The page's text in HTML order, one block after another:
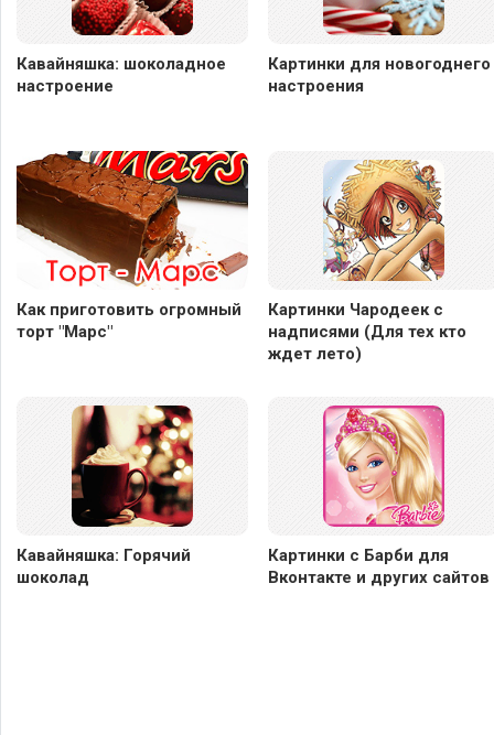
Кавайняшка: шоколадное
настроение
Картинки для новогоднего
настроения
Как приготовить огромный
торт "Марс"
Картинки Чародеек с
надписями (Для тех кто
ждет лето)
Кавайняшка: Горячий
шоколад
Картинки с Барби для
Вконтакте и других сайтов